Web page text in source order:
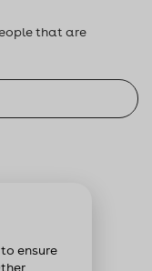
that are
ensure